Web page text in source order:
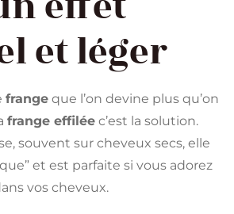
et léger
frange que l’on devine plus qu’on
frange effilée c’est la solution.
souvent sur cheveux secs, elle
et est parfaite si vous adorez
vos cheveux.